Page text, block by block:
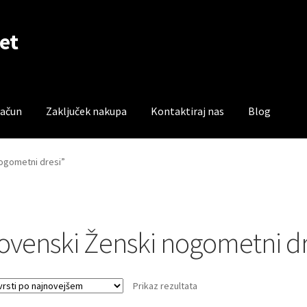
Zaključek nakupa Kontaktiraj nas Blog
Trgovina Zaključek nakupa
dresi”
Ženski nogometni
Prikaz rezultata